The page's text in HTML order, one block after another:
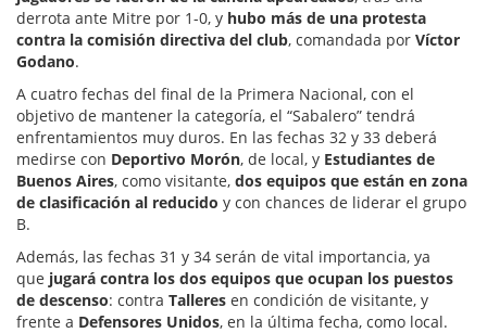
derrota ante Mitre por 1-0, y hubo más de una protesta
contra la comisión directiva del club, comandada por Víctor
Godano.
A cuatro fechas del final de la Primera Nacional, con el
objetivo de mantener la categoría, el “Sabalero” tendrá
enfrentamientos muy duros. En las fechas 32 y 33 deberá
medirse con Deportivo Morón, de local, y Estudiantes de
Buenos Aires, como visitante, dos equipos que están en zona
de clasificación al reducido y con chances de liderar el grupo
B.
Además, las fechas 31 y 34 serán de vital importancia, ya
que jugará contra los dos equipos que ocupan los puestos
de descenso: contra Talleres en condición de visitante, y
frente a Defensores Unidos, en la última fecha, como local.